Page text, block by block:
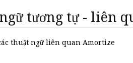
tương tự - liên
thuật ngữ liên quan Amortize